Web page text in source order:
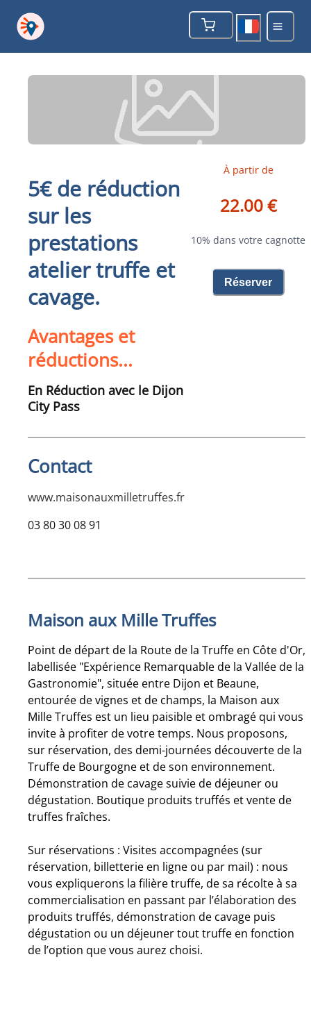
5€ de réduction
sur les
prestations
atelier truffe et
cavage.
Avantages et
réductions...
En Réduction avec le Dijon
City Pass
À partir de
22.00 €
10% dans votre cagnotte
Réserver
Contact
www.maisonauxmilletruffes.fr
03 80 30 08 91
Maison aux Mille Truffes
Point de départ de la Route de la Truffe en Côte d'Or,
labellisée "Expérience Remarquable de la Vallée de la
Gastronomie", située entre Dijon et Beaune,
entourée de vignes et de champs, la Maison aux
Mille Truffes est un lieu paisible et ombragé qui vous
invite à profiter de votre temps. Nous proposons,
sur réservation, des demi-journées découverte de la
Truffe de Bourgogne et de son environnement.
Démonstration de cavage suivie de déjeuner ou
dégustation. Boutique produits truffés et vente de
truffes fraîches.
Sur réservations : Visites accompagnées (sur
réservation, billetterie en ligne ou par mail) : nous
vous expliquerons la filière truffe, de sa récolte à sa
commercialisation en passant par l’élaboration des
produits truffés, démonstration de cavage puis
dégustation ou un déjeuner tout truffe en fonction
de l’option que vous aurez choisi.